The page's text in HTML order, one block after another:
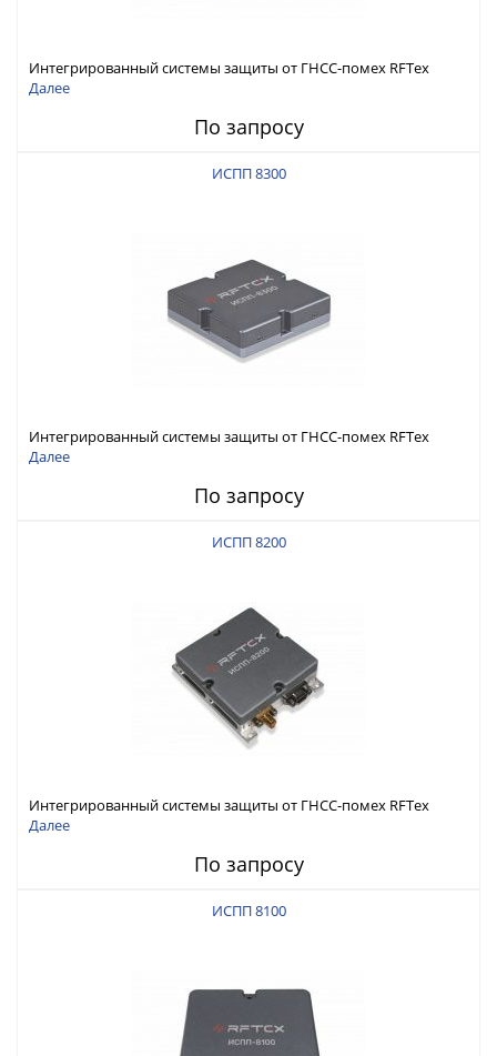
Интегрированный системы защиты от ГНСС-помех RFТех
ИСПП 8400
Далее
По запросу
ИСПП 8300
Интегрированный системы защиты от ГНСС-помех RFТех
ИСПП 8300
Далее
По запросу
ИСПП 8200
Интегрированный системы защиты от ГНСС-помех RFТех
ИСПП 8200
Далее
По запросу
ИСПП 8100